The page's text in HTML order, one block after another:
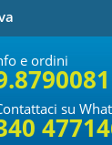
e ordini
su